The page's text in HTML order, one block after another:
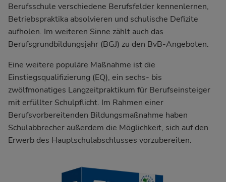
Berufsschule verschiedene Berufsfelder kennenlernen,
Betriebspraktika absolvieren und schulische Defizite
aufholen. Im weiteren Sinne zählt auch das
Berufsgrundbildungsjahr (BGJ) zu den BvB-Angeboten.
Eine weitere populäre Maßnahme ist die
Einstiegsqualifizierung (EQ), ein sechs- bis
zwölfmonatiges Langzeitpraktikum für Berufseinsteiger
mit erfüllter Schulpflicht. Im Rahmen einer
Berufsvorbereitenden Bildungsmaßnahme haben
Schulabbrecher außerdem die Möglichkeit, sich auf den
Erwerb des Hauptschulabschlusses vorzubereiten.